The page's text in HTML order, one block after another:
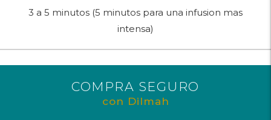
3 a 5 minutos (5 minutos para una infusion mas
intensa)
COMPRA SEGURO
con Dilmah